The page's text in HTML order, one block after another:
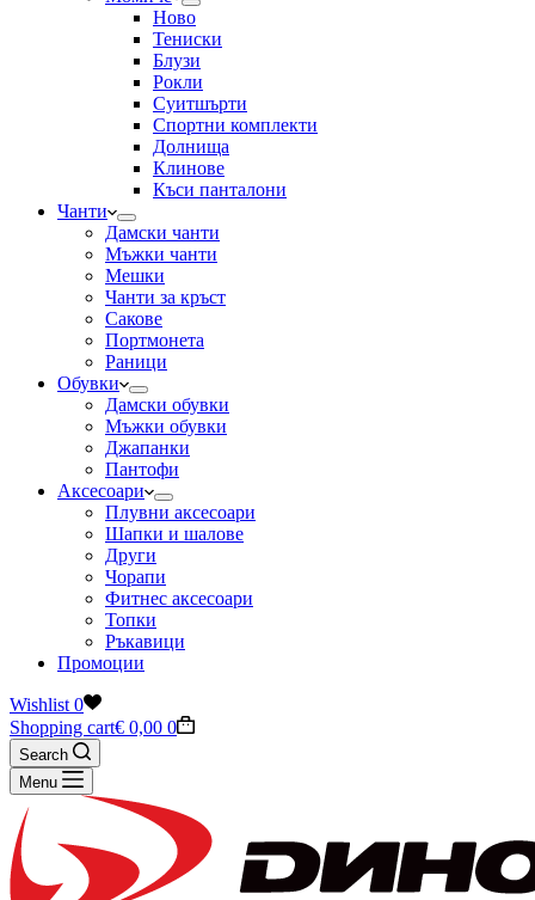
Ново
Тениски
Блузи
Рокли
Суитшърти
Спортни комплекти
Долнища
Клинове
Къси панталони
Чанти
Дамски чанти
Мъжки чанти
Мешки
Чанти за кръст
Сакове
Портмонета
Раници
Обувки
Дамски обувки
Мъжки обувки
Джапанки
Пантофи
Аксесоари
Плувни аксесоари
Шапки и шалове
Други
Чорапи
Фитнес аксесоари
Топки
Ръкавици
Промоции
Wishlist 0
Shopping cart€ 0,00 0
Search
Menu